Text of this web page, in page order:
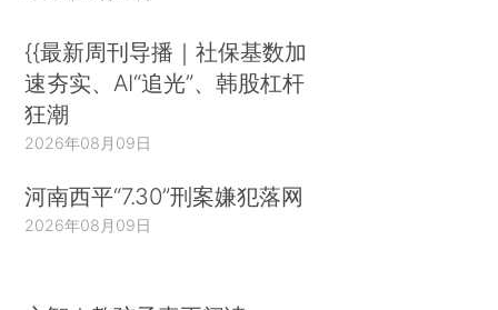
{{最新周刊导播｜社保基数加
速夯实、AI“追光”、韩股杠杆
狂潮
2026年08月09日
河南西平“7.30”刑案嫌犯落网
2026年08月09日